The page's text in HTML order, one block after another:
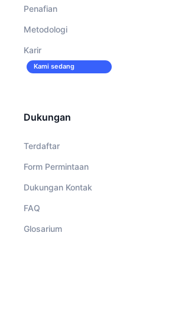
Penafian
Metodologi
Karir
Kami sedang
merekrut!
Dukungan
Terdaftar
Form Permintaan
Dukungan Kontak
FAQ
Glosarium